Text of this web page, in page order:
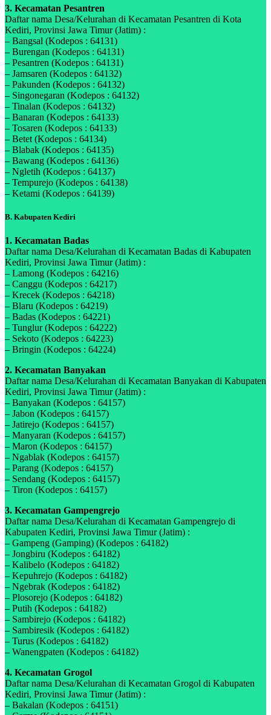
3. Kecamatan Pesantren
Daftar nama Desa/Kelurahan di Kecamatan Pesantren di Kota
Kediri, Provinsi Jawa Timur (Jatim) :
– Bangsal (Kodepos : 64131)
– Burengan (Kodepos : 64131)
– Pesantren (Kodepos : 64131)
– Jamsaren (Kodepos : 64132)
– Pakunden (Kodepos : 64132)
– Singonegaran (Kodepos : 64132)
– Tinalan (Kodepos : 64132)
– Banaran (Kodepos : 64133)
– Tosaren (Kodepos : 64133)
– Betet (Kodepos : 64134)
– Blabak (Kodepos : 64135)
– Bawang (Kodepos : 64136)
– Ngletih (Kodepos : 64137)
– Tempurejo (Kodepos : 64138)
– Ketami (Kodepos : 64139)
B. Kabupaten Kediri
1. Kecamatan Badas
Daftar nama Desa/Kelurahan di Kecamatan Badas di Kabupaten
Kediri, Provinsi Jawa Timur (Jatim) :
– Lamong (Kodepos : 64216)
– Canggu (Kodepos : 64217)
– Krecek (Kodepos : 64218)
– Blaru (Kodepos : 64219)
– Badas (Kodepos : 64221)
– Tunglur (Kodepos : 64222)
– Sekoto (Kodepos : 64223)
– Bringin (Kodepos : 64224)
2. Kecamatan Banyakan
Daftar nama Desa/Kelurahan di Kecamatan Banyakan di Kabupaten
Kediri, Provinsi Jawa Timur (Jatim) :
– Banyakan (Kodepos : 64157)
– Jabon (Kodepos : 64157)
– Jatirejo (Kodepos : 64157)
– Manyaran (Kodepos : 64157)
– Maron (Kodepos : 64157)
– Ngablak (Kodepos : 64157)
– Parang (Kodepos : 64157)
– Sendang (Kodepos : 64157)
– Tiron (Kodepos : 64157)
3. Kecamatan Gampengrejo
Daftar nama Desa/Kelurahan di Kecamatan Gampengrejo di
Kabupaten Kediri, Provinsi Jawa Timur (Jatim) :
– Gampeng (Gamping) (Kodepos : 64182)
– Jongbiru (Kodepos : 64182)
– Kalibelo (Kodepos : 64182)
– Kepuhrejo (Kodepos : 64182)
– Ngebrak (Kodepos : 64182)
– Plosorejo (Kodepos : 64182)
– Putih (Kodepos : 64182)
– Sambirejo (Kodepos : 64182)
– Sambiresik (Kodepos : 64182)
– Turus (Kodepos : 64182)
– Wanengpaten (Kodepos : 64182)
4. Kecamatan Grogol
Daftar nama Desa/Kelurahan di Kecamatan Grogol di Kabupaten
Kediri, Provinsi Jawa Timur (Jatim) :
– Bakalan (Kodepos : 64151)